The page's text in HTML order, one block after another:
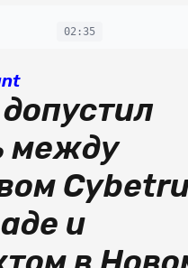
02:35
между
и